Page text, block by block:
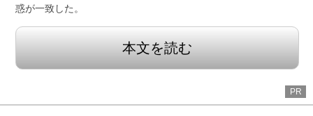
惑が一致した。
本文を読む
PR